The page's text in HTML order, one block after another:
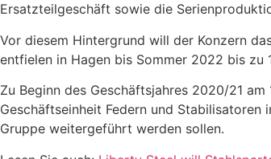
Ersatzteilgeschäft sowie die
Vor diesem Hintergrund will der Konzern
entfielen in Hagen bis Sommer 2022 bis
Zu Beginn des Geschäftsjahres 2020/21
Geschäftseinheit Federn und
Gruppe weitergeführt werden sollen.